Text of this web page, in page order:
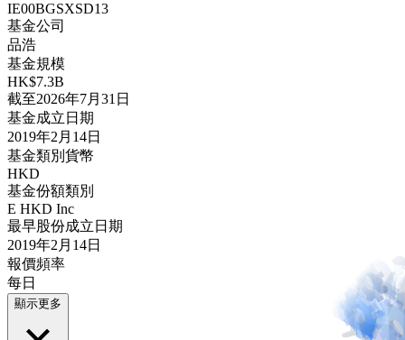
IE00BGSXSD13
基金公司
品浩
基金規模
HK$7.3B
截至2026年7月31日
基金成立日期
2019年2月14日
基金類別貨幣
HKD
基金份額類別
E HKD Inc
最早股份成立日期
2019年2月14日
報價頻率
每日
顯示更多